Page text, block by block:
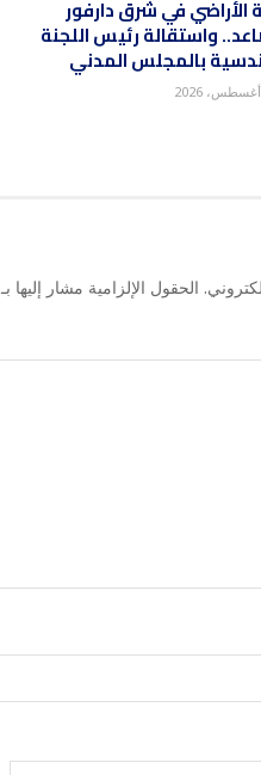
الأراضي في شرق دارفور
واستقالة رئيس اللجنة
بالمجلس المدني
الحقول الإلزامية مشار إليها بـ